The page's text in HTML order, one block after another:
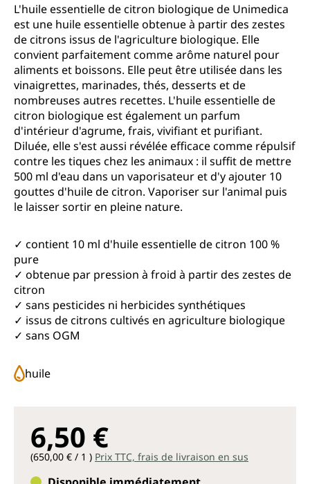
L'huile essentielle de citron biologique de Unimedica
est une huile essentielle obtenue à partir des zestes
de citrons issus de l'agriculture biologique. Elle
convient parfaitement comme arôme naturel pour
aliments et boissons. Elle peut être utilisée dans les
vinaigrettes, marinades, thés, desserts et de
nombreuses autres recettes. L'huile essentielle de
citron biologique est également un parfum
d'intérieur d'agrume, frais, vivifiant et purifiant.
Diluée, elle s'est aussi révélée efficace comme répulsif
contre les tiques chez les animaux : il suffit de mettre
500 ml d'eau dans un vaporisateur et d'y ajouter 10
gouttes d'huile de citron. Vaporiser sur l'animal puis
le laisser sortir en pleine nature.
✓ contient 10 ml d'huile essentielle de citron 100 %
pure
✓ obtenue par pression à froid à partir des zestes de
citron
✓ sans pesticides ni herbicides synthétiques
✓ issus de citrons cultivés en agriculture biologique
✓ sans OGM
huile
6,50 €
(650,00 € / 1 ) Prix TTC, frais de livraison en sus